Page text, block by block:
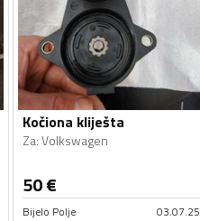
Kočiona kliješta
Za:Volkswagen
50€
Bijelo Polje 03.07.25